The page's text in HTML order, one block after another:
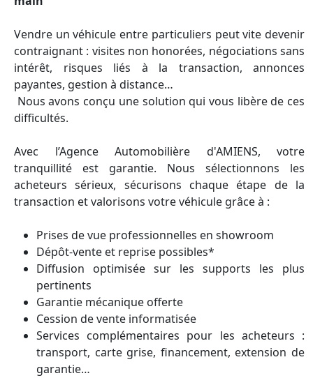
Vendre un véhicule entre particuliers peut vite devenir
contraignant : visites non honorées, négociations sans
intérêt, risques liés à la transaction, annonces
payantes, gestion à distance…
Nous avons conçu une solution qui vous libère de ces
difficultés.
Avec l’Agence Automobilière d'AMIENS, votre
tranquillité est garantie. Nous sélectionnons les
acheteurs sérieux, sécurisons chaque étape de la
transaction et valorisons votre véhicule grâce à :
Prises de vue professionnelles en showroom
Dépôt-vente et reprise possibles*
Diffusion optimisée sur les supports les plus
pertinents
Garantie mécanique offerte
Cession de vente informatisée
Services complémentaires pour les acheteurs :
transport, carte grise, financement, extension de
garantie…